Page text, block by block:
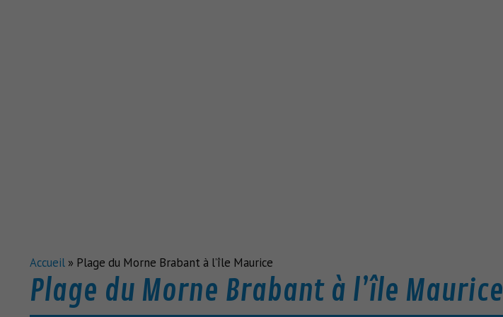
Accueil » Plage du Morne Brabant à l’île Maurice
Plage du Morne Brabant à l’île Maurice